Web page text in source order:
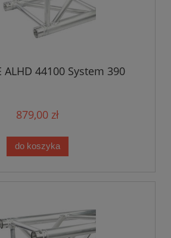
ALHD 44100 System 390
879,00 zł
do koszyka